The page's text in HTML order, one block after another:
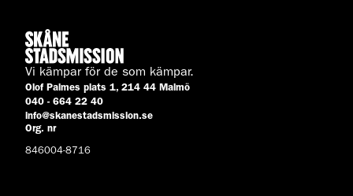
Vi kämpar för de som kämpar.
Olof Palmes plats 1, 214 44 Malmö
040 - 664 22 40
info@skanestadsmission.se
Org. nr
846004-8716